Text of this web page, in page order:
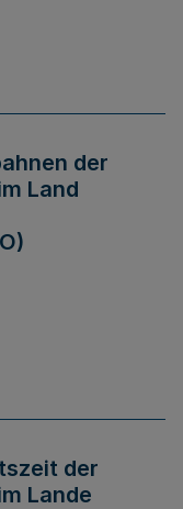
der
Land
der
Lande